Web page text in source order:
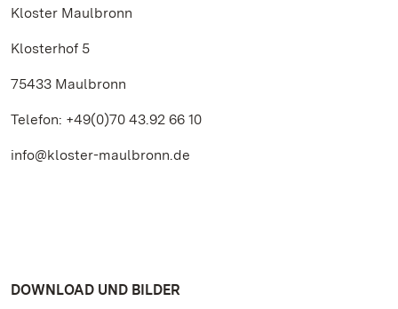
Kloster Maulbronn
Klosterhof 5
75433 Maulbronn
Telefon: +49(0)70 43.92 66 10
info@kloster-maulbronn.de
DOWNLOAD UND BILDER